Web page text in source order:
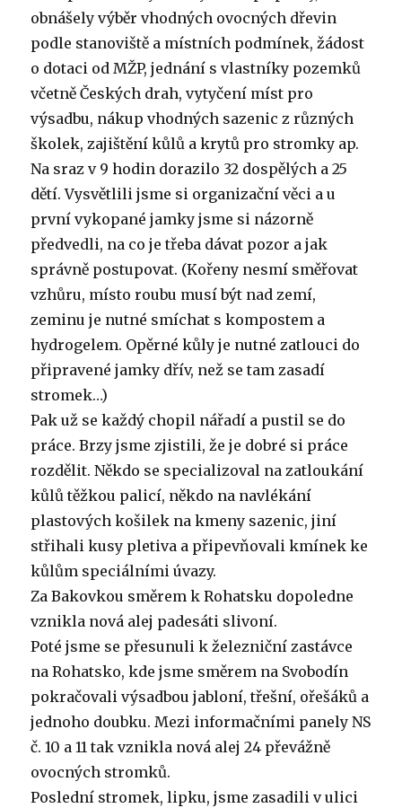
obnášely výběr vhodných ovocných dřevin
podle stanoviště a místních podmínek, žádost
o dotaci od MŽP, jednání s vlastníky pozemků
včetně Českých drah, vytyčení míst pro
výsadbu, nákup vhodných sazenic z různých
školek, zajištění kůlů a krytů pro stromky ap.
Na sraz v 9 hodin dorazilo 32 dospělých a 25
dětí. Vysvětlili jsme si organizační věci a u
první vykopané jamky jsme si názorně
předvedli, na co je třeba dávat pozor a jak
správně postupovat. (Kořeny nesmí směřovat
vzhůru, místo roubu musí být nad zemí,
zeminu je nutné smíchat s kompostem a
hydrogelem. Opěrné kůly je nutné zatlouci do
připravené jamky dřív, než se tam zasadí
stromek…)
Pak už se každý chopil nářadí a pustil se do
práce. Brzy jsme zjistili, že je dobré si práce
rozdělit. Někdo se specializoval na zatloukání
kůlů těžkou palicí, někdo na navlékání
plastových košilek na kmeny sazenic, jiní
střihali kusy pletiva a připevňovali kmínek ke
kůlům speciálními úvazy.
Za Bakovkou směrem k Rohatsku dopoledne
vznikla nová alej padesáti slivoní.
Poté jsme se přesunuli k železniční zastávce
na Rohatsko, kde jsme směrem na Svobodín
pokračovali výsadbou jabloní, třešní, ořešáků a
jednoho doubku. Mezi informačními panely NS
č. 10 a 11 tak vznikla nová alej 24 převážně
ovocných stromků.
Poslední stromek, lipku, jsme zasadili v ulici